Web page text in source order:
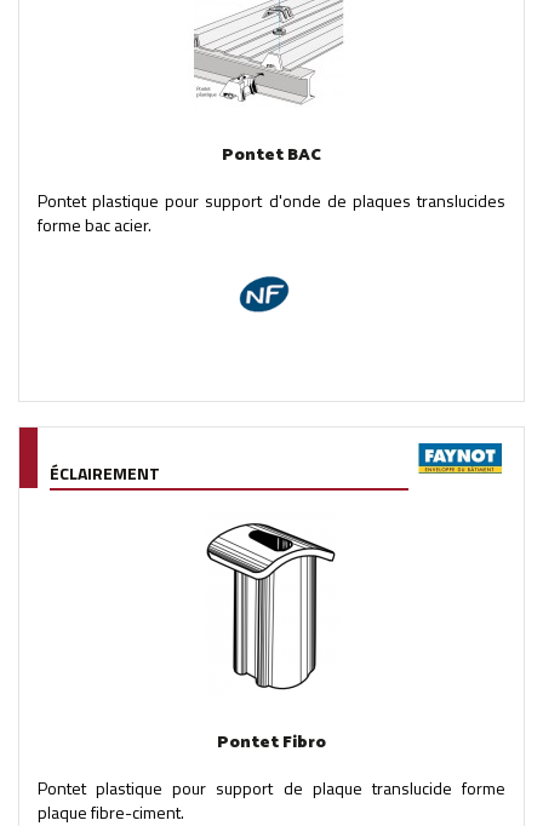
Pontet BAC
Pontet plastique pour support d'onde de plaques translucides
forme bac acier.
ÉCLAIREMENT
Pontet Fibro
Pontet plastique pour support de plaque translucide forme
plaque fibre-ciment.